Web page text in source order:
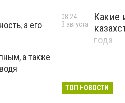
а его
а также
Какие
года
08:24
3 августа
ТОП НОВОСТИ